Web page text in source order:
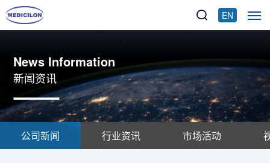
EN
News Information
新闻资讯
公司新闻 行业资讯 市场活动